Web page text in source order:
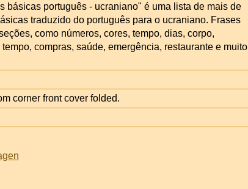
básicas português - ucraniano" é uma lista de mais de
traduzido do português para o ucraniano. Frases
como números, cores, tempo, dias, corpo,
compras, saúde, emergência, restaurante e muito
corner front cover folded.